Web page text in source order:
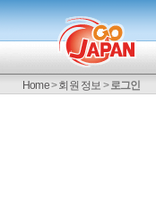
Home>회원 정보 >로그인